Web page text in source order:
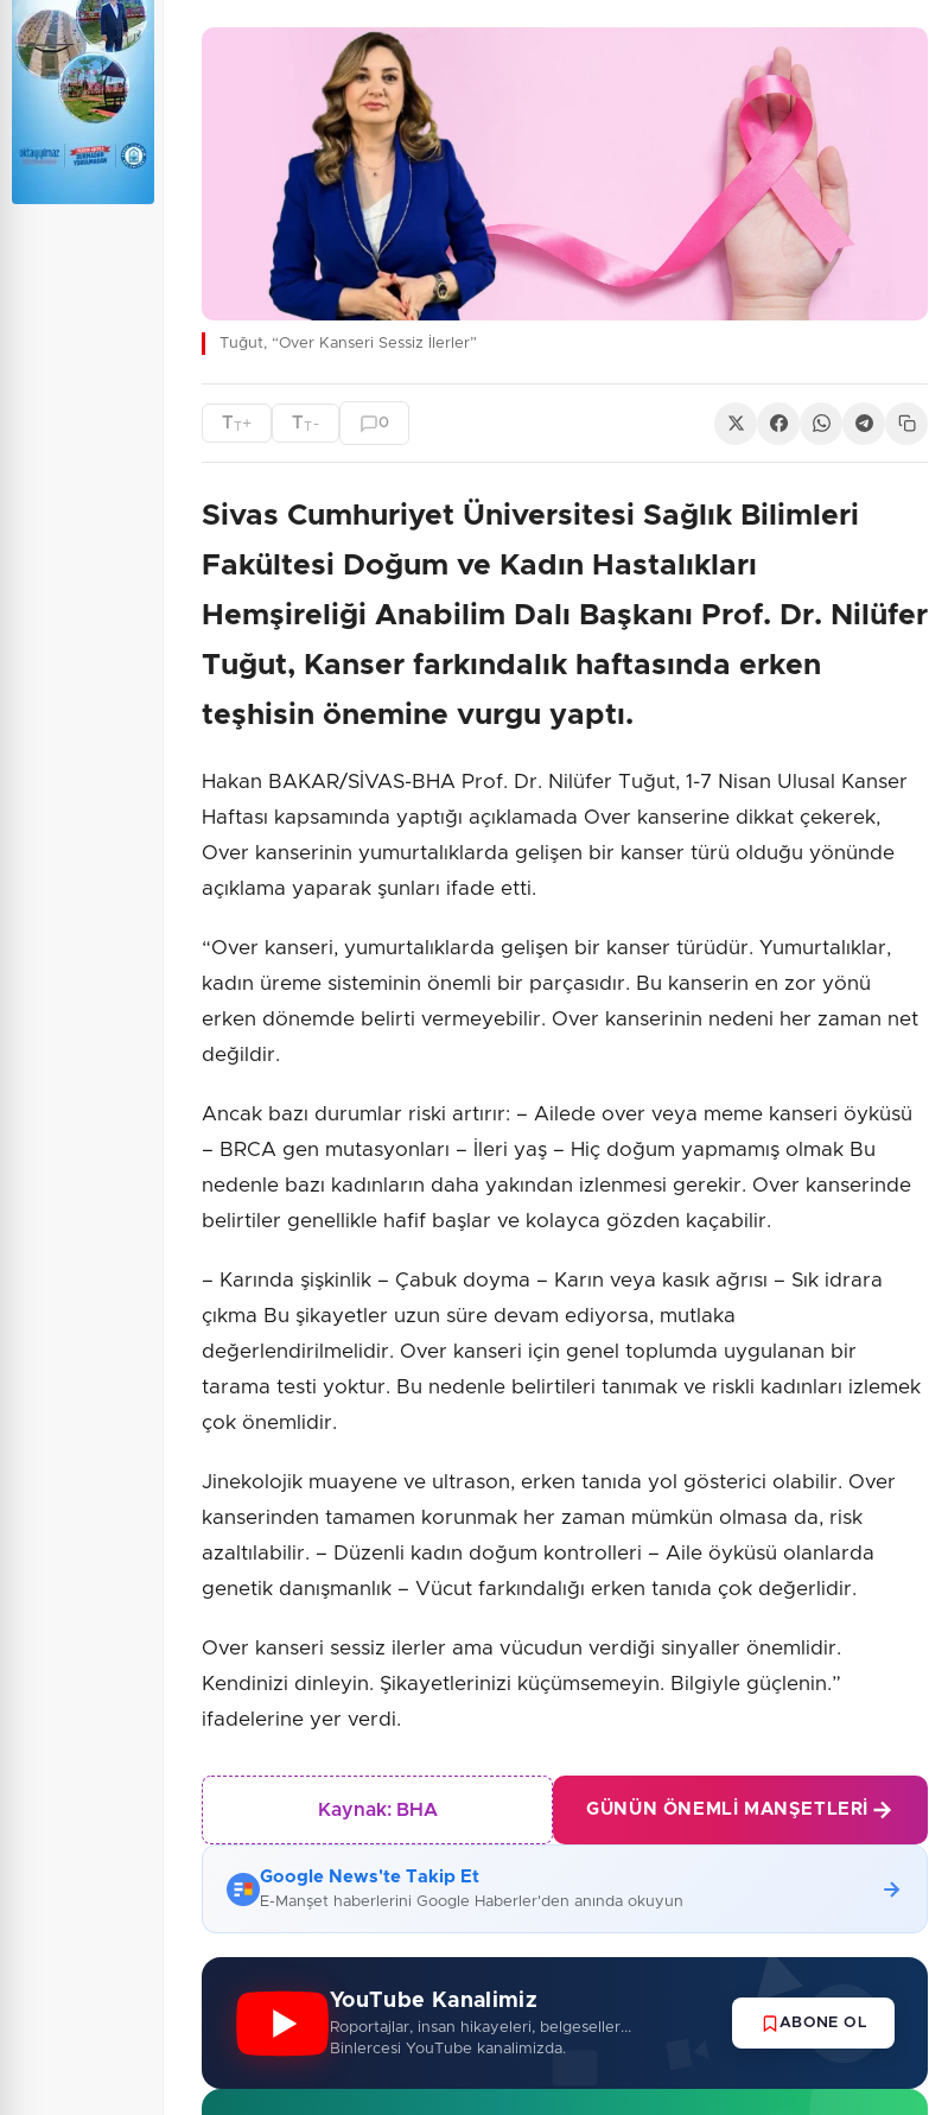
Tuğut, “Over Kanseri Sessiz İlerler”
TT+ TT - 0
Sivas Cumhuriyet Üniversitesi Sağlık Bilimleri
Fakültesi Doğum ve Kadın Hastalıkları
Hemşireliği Anabilim Dalı Başkanı Prof. Dr. Nilüfer
Tuğut, Kanser farkındalık haftasında erken
teşhisin önemine vurgu yaptı.
Hakan BAKAR/SİVAS-BHA Prof. Dr. Nilüfer Tuğut, 1-7 Nisan Ulusal Kanser
Haftası kapsamında yaptığı açıklamada Over kanserine dikkat çekerek,
Over kanserinin yumurtalıklarda gelişen bir kanser türü olduğu yönünde
açıklama yaparak şunları ifade etti.
“Over kanseri, yumurtalıklarda gelişen bir kanser türüdür. Yumurtalıklar,
kadın üreme sisteminin önemli bir parçasıdır. Bu kanserin en zor yönü
erken dönemde belirti vermeyebilir. Over kanserinin nedeni her zaman net
değildir.
Ancak bazı durumlar riski artırır: – Ailede over veya meme kanseri öyküsü
– BRCA gen mutasyonları – İleri yaş – Hiç doğum yapmamış olmak Bu
nedenle bazı kadınların daha yakından izlenmesi gerekir. Over kanserinde
belirtiler genellikle hafif başlar ve kolayca gözden kaçabilir.
– Karında şişkinlik – Çabuk doyma – Karın veya kasık ağrısı – Sık idrara
çıkma Bu şikayetler uzun süre devam ediyorsa, mutlaka
değerlendirilmelidir. Over kanseri için genel toplumda uygulanan bir
tarama testi yoktur. Bu nedenle belirtileri tanımak ve riskli kadınları izlemek
çok önemlidir.
Jinekolojik muayene ve ultrason, erken tanıda yol gösterici olabilir. Over
kanserinden tamamen korunmak her zaman mümkün olmasa da, risk
azaltılabilir. – Düzenli kadın doğum kontrolleri – Aile öyküsü olanlarda
genetik danışmanlık – Vücut farkındalığı erken tanıda çok değerlidir.
Over kanseri sessiz ilerler ama vücudun verdiği sinyaller önemlidir.
Kendinizi dinleyin. Şikayetlerinizi küçümsemeyin. Bilgiyle güçlenin.”
ifadelerine yer verdi.
Kaynak: BHA GÜNÜN ÖNEMLI MANŞETLERI
Google News'te Takip Et
E-Manşet haberlerini Google Haberler'den anında okuyun
YouTube Kanalimiz
Roportajlar, insan hikayeleri, belgeseller...
Binlercesi YouTube kanalimizda.
ABONE OL